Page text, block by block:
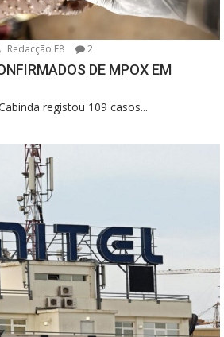
Redacção F8 2
DE MPOX EM
registou 109 casos...